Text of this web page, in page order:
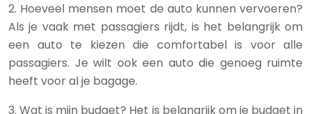
2. Hoeveel mensen moet de auto kunnen vervoeren?
Als je vaak met passagiers rijdt, is het belangrijk om
een auto te kiezen die comfortabel is voor alle
passagiers. Je wilt ook een auto die genoeg ruimte
heeft voor al je bagage.
3. Wat is mijn budget? Het is belangrijk om je budget in